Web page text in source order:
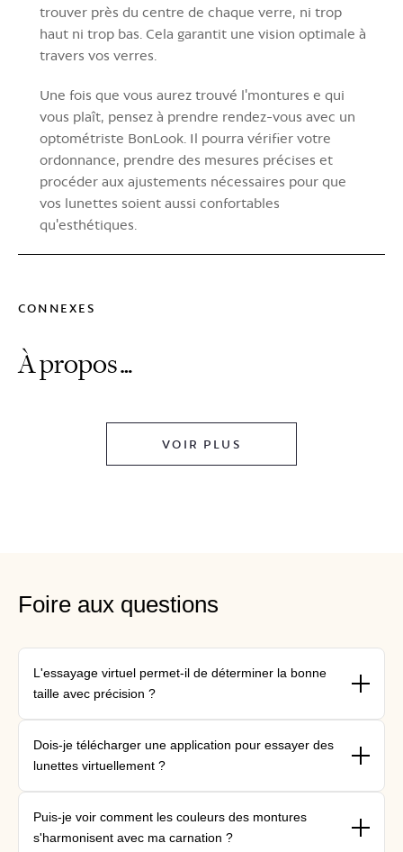
trouver près du centre de chaque verre, ni trop
haut ni trop bas. Cela garantit une vision optimale à
travers vos verres.
Une fois que vous aurez trouvé l'montures e qui
vous plaît, pensez à prendre rendez-vous avec un
optométriste BonLook. Il pourra vérifier votre
ordonnance, prendre des mesures précises et
procéder aux ajustements nécessaires pour que
vos lunettes soient aussi confortables
qu'esthétiques.
CONNEXES
À propos…
VOIR PLUS
Foire aux questions
L'essayage virtuel permet-il de déterminer la bonne
taille avec précision ?
{"type"=>"root", "children"=>[{"type"=>"paragraph", "children"=>
[{"type"=>"text", "value"=>"\nOui, la technologie d'essayage
virtuel analyse les proportions de votre visage pour afficher
montures à l'échelle exacte. Cependant, les optométristes
ajustements lors de rendez-vous en personne afin de garantir
Dois-je télécharger une application pour essayer des
lunettes virtuellement ?
{"type"=>"root", "children"=>[{"type"=>"paragraph", "children"=>
[{"type"=>"text", "value"=>"Non, l'essayage virtuel de BonLook
fonctionne directement dans votre navigateur Web, sans
Puis-je voir comment les couleurs des montures
s'harmonisent avec ma carnation ?